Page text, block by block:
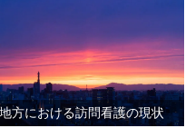
地方における訪問看護の現状